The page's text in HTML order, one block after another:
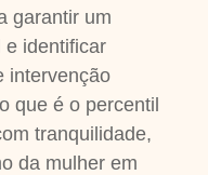
garantir um
e identificar
intervenção
que é o percentil
tranquilidade,
da mulher em